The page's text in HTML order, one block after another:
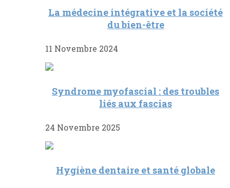
La médecine intégrative et la société
du bien-être
11 Novembre 2024
Syndrome myofascial : des troubles
liés aux fascias
24 Novembre 2025
Hygiène dentaire et santé globale